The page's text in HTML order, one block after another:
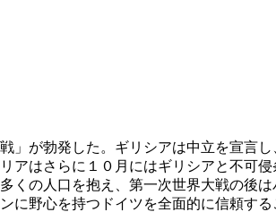
が勃発した。ギリシアは中立を宣言
はさらに１０月にはギリシアと不可
くの人口を抱え、第一次世界大戦の後
に野心を持つドイツを全面的に信頼す